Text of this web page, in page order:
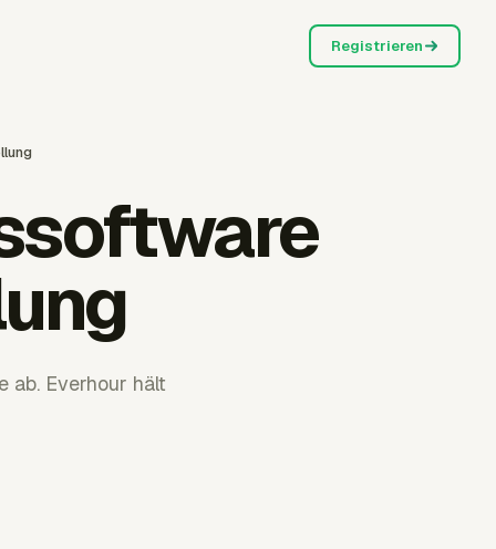
Registrieren
ab. Everhour hält